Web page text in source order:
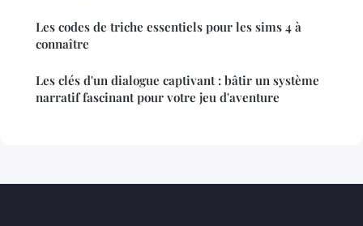
Les codes de triche essentiels pour les sims 4 à
connaître
Les clés d'un dialogue captivant : bâtir un système
narratif fascinant pour votre jeu d'aventure